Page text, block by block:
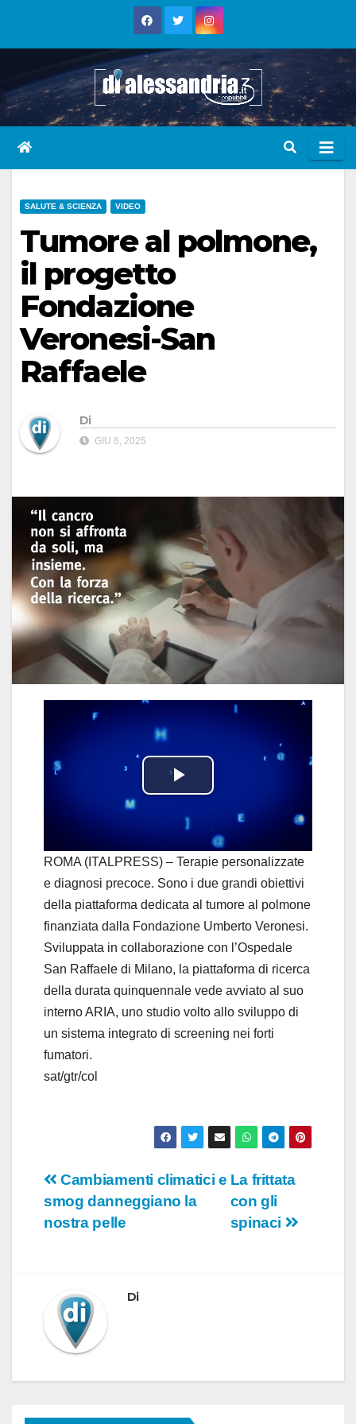
SALUTE & SCIENZA VIDEO
Tumore al polmone,
il progetto
Fondazione
Veronesi-San
Raffaele
Di
GIU 6, 2025
P
l
a
y
V
i
d
e
ROMA (ITALPRESS) – Terapie personalizzate
e diagnosi precoce. Sono i due grandi obiettivi
della piattaforma dedicata al tumore al polmone
finanziata dalla Fondazione Umberto Veronesi.
Sviluppata in collaborazione con l’Ospedale
San Raffaele di Milano, la piattaforma di ricerca
della durata quinquennale vede avviato al suo
interno ARIA, uno studio volto allo sviluppo di
un sistema integrato di screening nei forti
fumatori.
sat/gtr/col
Navigazione
articoli
La frittata
con gli
spinaci
Cambiamenti climatici e
smog danneggiano la
nostra pelle
Di